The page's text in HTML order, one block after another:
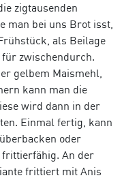
zigtausenden
man bei uns Brot isst,
als Beilage
zwischendurch.
gelbem Maismehl,
kann man die
wird dann in der
Einmal fertig, kann
oder
frittierfähig. An der
frittiert mit Anis